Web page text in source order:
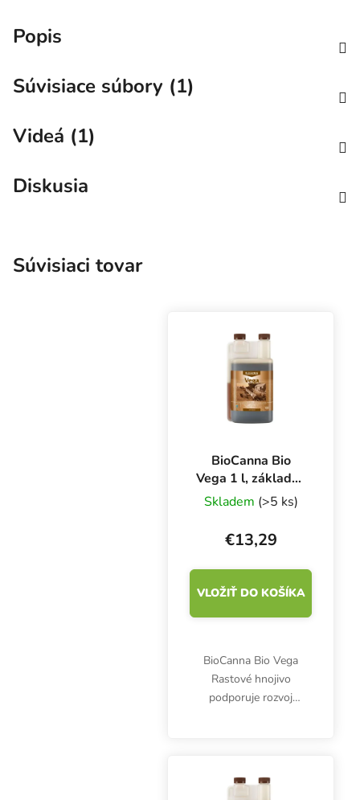
Popis
Súvisiace súbory (1)
Videá (1)
Diskusia
Súvisiaci tovar
BioCanna Bio
Vega 1 l, základné
hnojivo pre rast
Skladem (>5 ks)
€13,29
VLOŽIŤ DO KOŠÍKA
BioCanna Bio Vega
Rastové hnojivo
podporuje rozvoj
bioaktívne zložky.